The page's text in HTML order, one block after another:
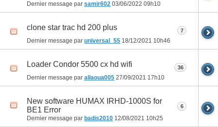
Dernier message par samir602 03/06/2022 09h10
clone star trac hd 200 plus
Dernier message par universal_55 18/12/2021 10h46
7
Loader Condor 5500 cx hd wifi
Dernier message par allaoua005 27/09/2021 17h10
36
New software HUMAX IRHD-1000S for
BE1 Error
Dernier message par badis2010 12/08/2021 10h25
6